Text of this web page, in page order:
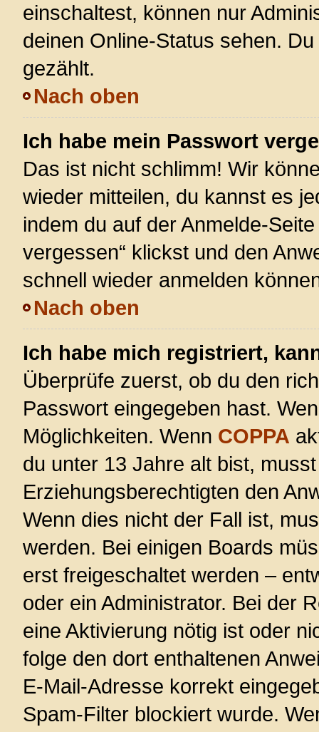
einschaltest, können nur
deinen Online-Status sehen.
gezählt.
Nach oben
Ich habe mein Passwort
Das ist nicht schlimm! Wir
wieder mitteilen, du kannst es
indem du auf der Anmelde-
vergessen“ klickst und den
schnell wieder anmelden
Nach oben
Ich habe mich registriert,
Überprüfe zuerst, ob du den
Passwort eingegeben hast.
Möglichkeiten. Wenn COPPA
du unter 13 Jahre alt bist,
Erziehungsberechtigten den
Wenn dies nicht der Fall ist,
werden. Bei einigen Boards
erst freigeschaltet werden –
oder ein Administrator. Bei der
eine Aktivierung nötig ist oder
folge den dort enthaltenen
E-Mail-Adresse korrekt
Spam-Filter blockiert wurde.